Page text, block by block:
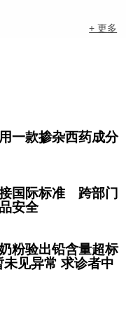
+ 更多
一款掺杂西药成分
国际标准 跨部门
安全
粉验出铅含量超标
见异常 求诊者中